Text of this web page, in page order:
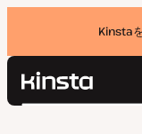
Kinsta
Kinsta®
検